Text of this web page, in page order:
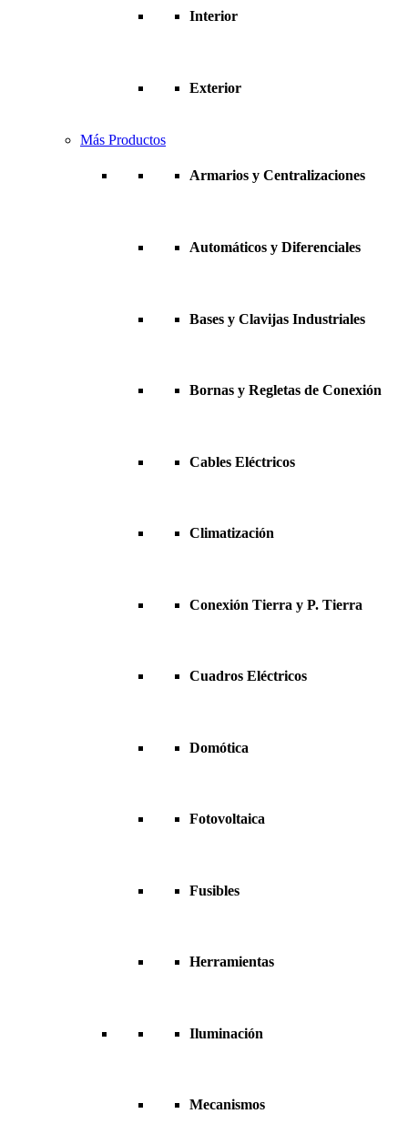
Interior
Exterior
Más Productos
Armarios y Centralizaciones
Automáticos y Diferenciales
Bases y Clavijas Industriales
Bornas y Regletas de Conexión
Cables Eléctricos
Climatización
Conexión Tierra y P. Tierra
Cuadros Eléctricos
Domótica
Fotovoltaica
Fusibles
Herramientas
Iluminación
Mecanismos